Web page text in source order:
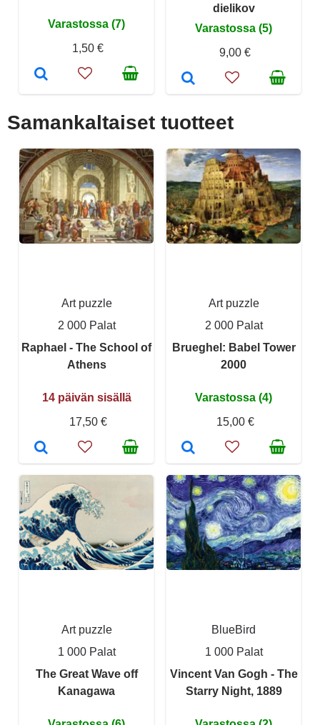
Varastossa (7)
1,50 €
dielikov
Varastossa (5)
9,00 €
Samankaltaiset tuotteet
Art puzzle
2 000 Palat
Raphael - The School of
Athens
14 päivän sisällä
17,50 €
Art puzzle
2 000 Palat
Brueghel: Babel Tower
2000
Varastossa (4)
15,00 €
Art puzzle
1 000 Palat
The Great Wave off
Kanagawa
BlueBird
1 000 Palat
Vincent Van Gogh - The
Starry Night, 1889